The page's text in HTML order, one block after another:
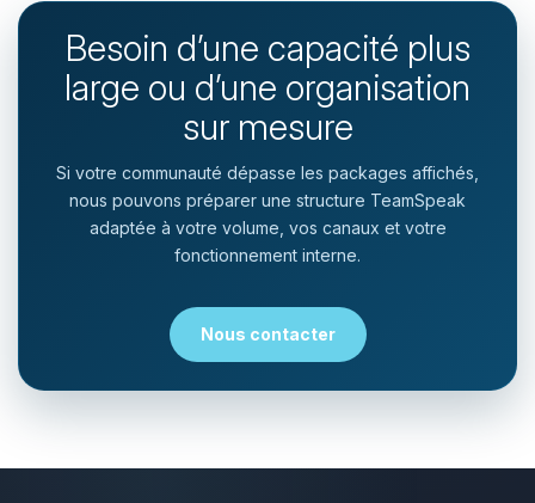
Besoin d’une capacité plus
large ou d’une organisation
sur mesure
Si votre communauté dépasse les packages affichés,
nous pouvons préparer une structure TeamSpeak
adaptée à votre volume, vos canaux et votre
fonctionnement interne.
Nous contacter